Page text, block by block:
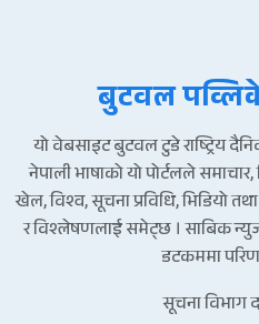
बुटवल
यो वेबसाइट बुटवल टुडे राष्ट्रिय
नेपाली भाषाको यो पोर्टलले
खेल, विश्व, सूचना प्रविधि, भिडियो
र विश्लेषणलाई समेट्छ । साबिक
डटकममा
सूचना विभाग